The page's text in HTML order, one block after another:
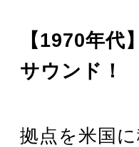
【1970年
サウンド！
拠点を米国